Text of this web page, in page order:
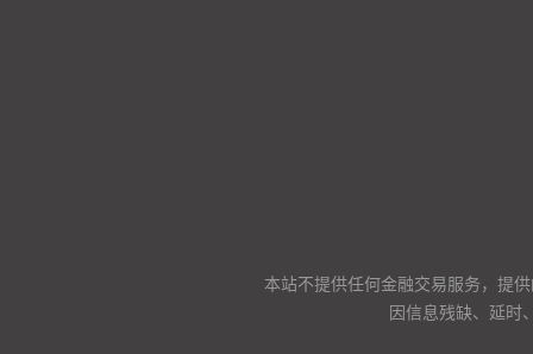
本站不提供任何金融交易服务，提
因信息残缺、延时